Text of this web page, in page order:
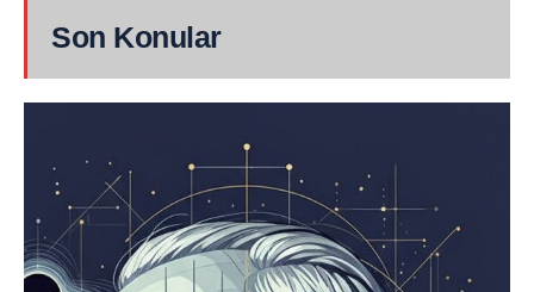
Son Konular